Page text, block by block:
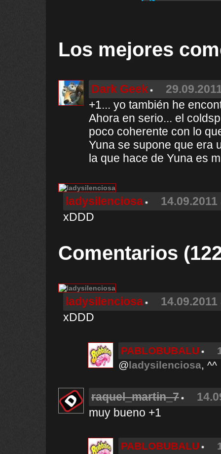
Los mejores
Dark Geek
+1... yo también he
Ahora en serio... el
poco coherente con lo
Yuna se supone que era
la que hace de Yuna es
ladysilenciosa
xDDD
Comentarios
ladysilenciosa
xDDD
PABLOBUBALU
@ladysilenciosa, ^^
raquel_martin_7
muy bueno +1
PABLOBUBALU